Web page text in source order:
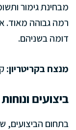
מבחינת גימור
רמה גבוהה מאוד.
דומה בשניהם.
מנצח בקריטריון:
ביצועים
בתחום הביצועים,